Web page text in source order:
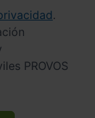
.
PROVOS